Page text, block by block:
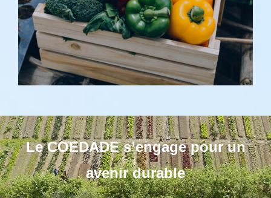
LeCOEDADE s’engage pour un
avenir durable